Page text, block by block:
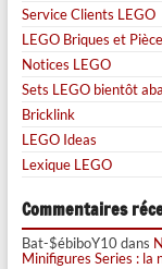
Service Clients LEGO
LEGO Briques et
Notices LEGO
Sets LEGO bientôt
Bricklink
LEGO Ideas
Lexique LEGO
Commentaires
Bat-$ébiboY10dans
Minifigures Series : la